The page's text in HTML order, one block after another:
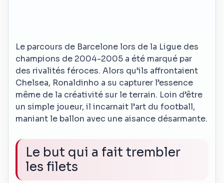
Le parcours de Barcelone lors de la Ligue des
champions de 2004-2005 a été marqué par
des rivalités féroces. Alors qu’ils affrontaient
Chelsea, Ronaldinho a su capturer l’essence
même de la créativité sur le terrain. Loin d’être
un simple joueur, il incarnait l’art du football,
maniant le ballon avec une aisance désarmante.
Le but qui a fait trembler
les filets